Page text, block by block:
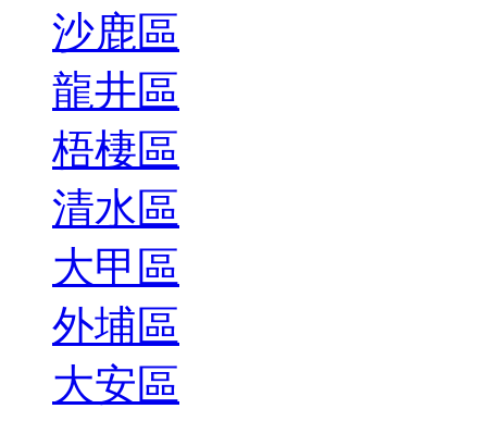
沙鹿區
龍井區
梧棲區
清水區
大甲區
外埔區
大安區